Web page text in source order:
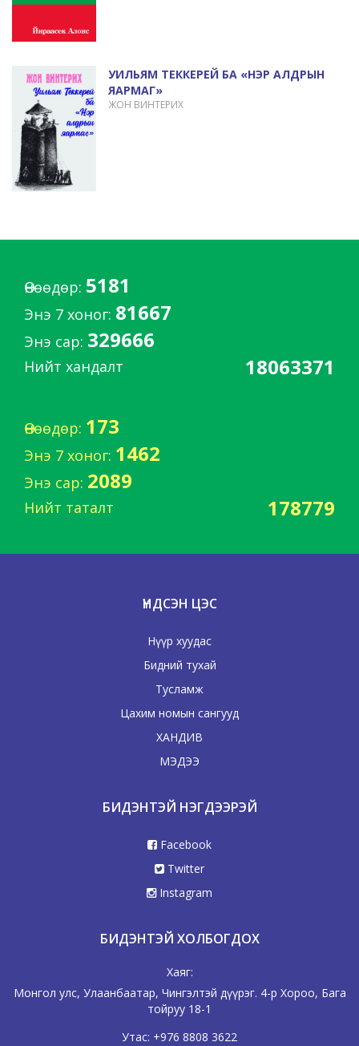
УИЛЬЯМ ТЕККЕРЕЙ БА «НЭР АЛДРЫН
ЯАРМАГ»
ЖОН ВИНТЕРИХ
Өнөөдөр: 5181
Энэ 7 хоног: 81667
Энэ сар: 329666
Нийт хандалт 18063371
Өнөөдөр: 173
Энэ 7 хоног: 1462
Энэ сар: 2089
Нийт таталт 178779
ҮНДСЭН ЦЭС
Нүүр хуудас
Бидний тухай
Тусламж
Цахим номын сангууд
ХАНДИВ
МЭДЭЭ
БИДЭНТЭЙ НЭГДЭЭРЭЙ
Facebook
Twitter
Instagram
БИДЭНТЭЙ ХОЛБОГДОХ
Хаяг:
Монгол улс, Улаанбаатар, Чингэлтэй дүүрэг. 4-р Хороо, Бага
тойруу 18-1
Утас: +976 8808 3622